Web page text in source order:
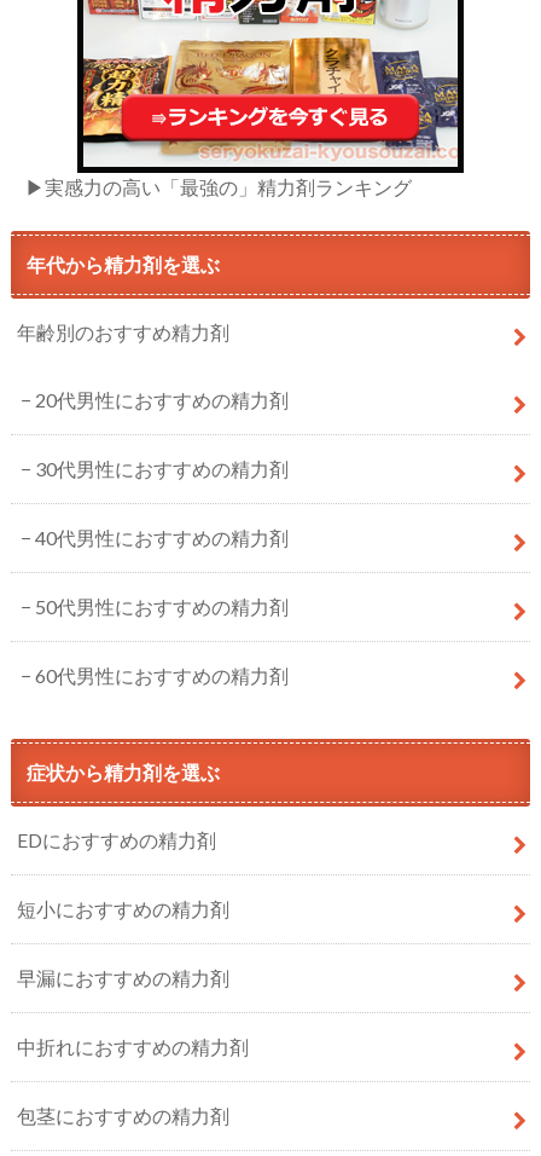
▶実感力の高い「最強の」精力剤ランキング
年代から精力剤を選ぶ
年齢別のおすすめ精力剤
20代男性におすすめの精力剤
30代男性におすすめの精力剤
40代男性におすすめの精力剤
50代男性におすすめの精力剤
60代男性におすすめの精力剤
症状から精力剤を選ぶ
EDにおすすめの精力剤
短小におすすめの精力剤
早漏におすすめの精力剤
中折れにおすすめの精力剤
包茎におすすめの精力剤